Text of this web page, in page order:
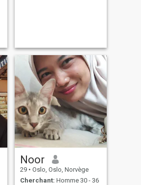
Noor
29 • Oslo, Oslo, Norvège
Cherchant: Homme 30 - 36